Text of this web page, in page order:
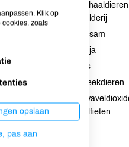
Schaaldieren
Selderij
Sesam
Soja
Vis
Weekdieren
sulfieten
Klik op
cookies, zoals
opslaan
pas aan